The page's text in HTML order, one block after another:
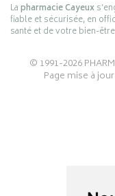
Lapharmacie Cayeux
fiable et sécurisée, en
santé et de votre bien-
© 1991-2026
Page mise à